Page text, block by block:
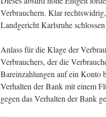
Verbrauchern. Klar
Landgericht Karlsruhe
Anlass für die Klage der
Verbrauchers, der die
Bareinzahlungen auf ein Konto
Verhalten der Bank mit einem
gegen das Verhalten der Bank